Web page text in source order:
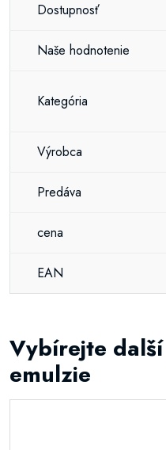
Dostupnosť
Naše hodnotenie
Kategória
Výrobca
Predáva
cena
EAN
Vybírejte
emulzie